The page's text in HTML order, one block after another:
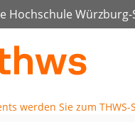
Hochschule